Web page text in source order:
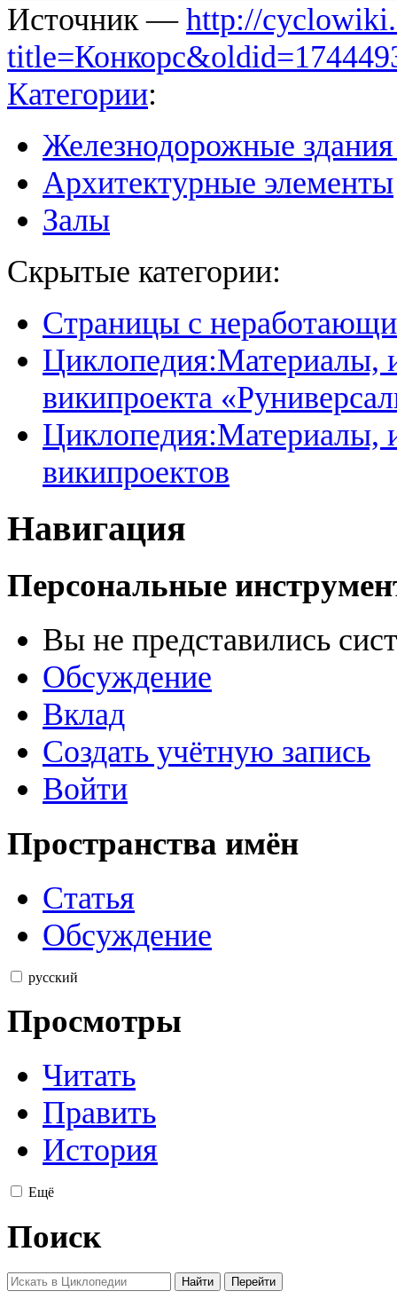
Источник — http://
Категории:
Железнодорожные
Архитектурные элементы
Залы
Скрытые категории:
Страницы с
Циклопедия:Материалы,
википроекта
Циклопедия:Материалы,
википроектов
Навигация
Персональные
Вы не представились
Обсуждение
Вклад
Создать учётную запись
Войти
Пространства имён
Статья
Обсуждение
русский
Просмотры
Читать
Править
История
Ещё
Поиск